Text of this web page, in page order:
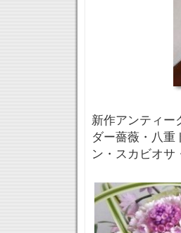
新作アンティー
ダー薔薇・八重
ン・スカビオサ